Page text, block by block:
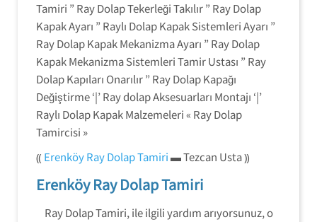
Tamiri ” Ray Dolap Tekerleği Takılır ” Ray Dolap
Kapak Ayarı ” Raylı Dolap Kapak Sistemleri Ayarı ”
Ray Dolap Kapak Mekanizma Ayarı ” Ray Dolap
Kapak Mekanizma Sistemleri Tamir Ustası ” Ray
Dolap Kapıları Onarılır ” Ray Dolap Kapağı
Değiştirme ‘|’ Ray dolap Aksesuarları Montajı ‘|’
Raylı Dolap Kapak Malzemeleri « Ray Dolap
Tamircisi »
⸨ Erenköy Ray Dolap Tamiri▬ Tezcan Usta ⸩
Erenköy Ray Dolap Tamiri
Ray Dolap Tamiri, ile ilgili yardım arıyorsunuz, o